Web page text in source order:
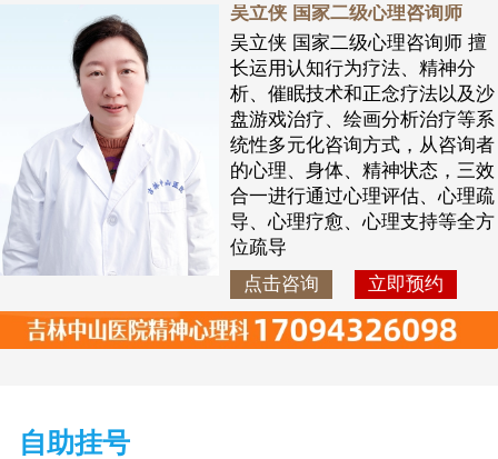
吴立侠 国家二级心理咨询师
吴立侠 国家二级心理咨询师 擅
长运用认知行为疗法、精神分
析、催眠技术和正念疗法以及沙
盘游戏治疗、绘画分析治疗等系
统性多元化咨询方式，从咨询者
的心理、身体、精神状态，三效
合一进行通过心理评估、心理疏
导、心理疗愈、心理支持等全方
位疏导
点击咨询
立即预约
自助挂号